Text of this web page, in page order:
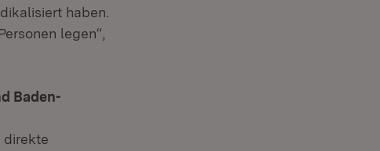
haben.
legen“,
Baden-
direkte